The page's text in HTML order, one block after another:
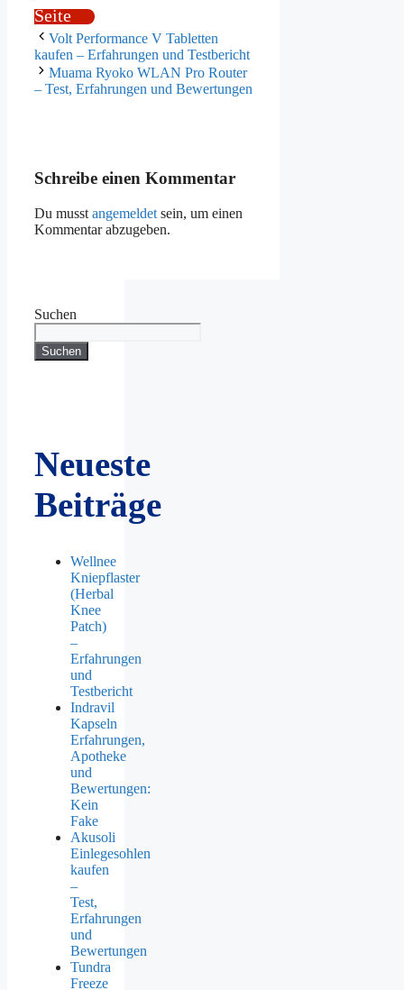
Seite
Volt Performance V Tabletten
kaufen – Erfahrungen und Testbericht
Muama Ryoko WLAN Pro Router
– Test, Erfahrungen und Bewertungen
Schreibe einen Kommentar
Du musst angemeldet sein, um einen
Kommentar abzugeben.
Suchen
Suchen
Neueste
Beiträge
Wellnee
Kniepflaster
(Herbal
Knee
Patch)
–
Erfahrungen
und
Testbericht
Indravil
Kapseln
Erfahrungen,
Apotheke
und
Bewertungen:
Kein
Fake
Akusoli
Einlegesohlen
kaufen
–
Test,
Erfahrungen
und
Bewertungen
Tundra
Freeze